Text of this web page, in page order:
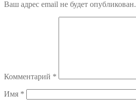
записям
Ваш адрес email не будет опубликован.
Комментарий *
Имя *